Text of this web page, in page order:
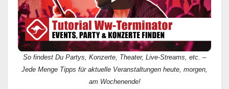
So findest Du Partys, Konzerte, Theater, Live-Streams, etc. –
Jede Menge Tipps für aktuelle Veranstaltungen heute, morgen,
am Wochenende!